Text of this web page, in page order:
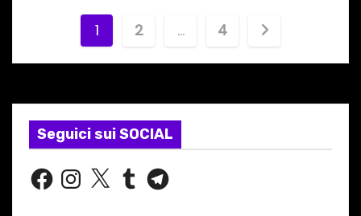
a
g
i
n
a
1 2 … 4
Seguici sui SOCIAL
F
a n
X T T
e